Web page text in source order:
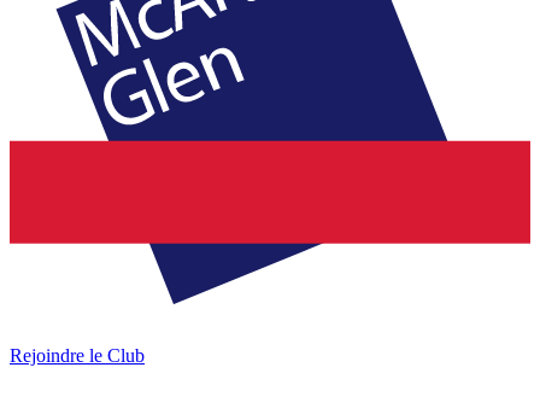
Rejoindre le Club